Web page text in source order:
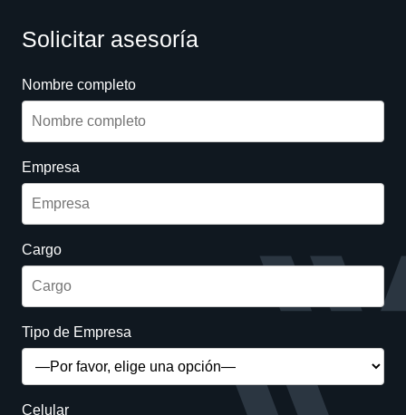
Solicitar asesoría
Nombre completo
Empresa
Cargo
Tipo de Empresa
Celular